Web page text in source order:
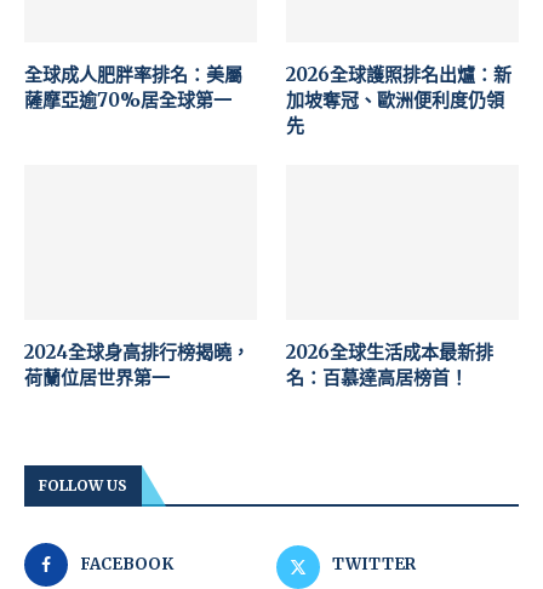
全球成人肥胖率排名：美屬
薩摩亞逾70%居全球第一
2026全球護照排名出爐：新
加坡奪冠、歐洲便利度仍領
先
2024全球身高排行榜揭曉，
荷蘭位居世界第一
2026全球生活成本最新排
名：百慕達高居榜首！
FOLLOW US
FACEBOOK TWITTER